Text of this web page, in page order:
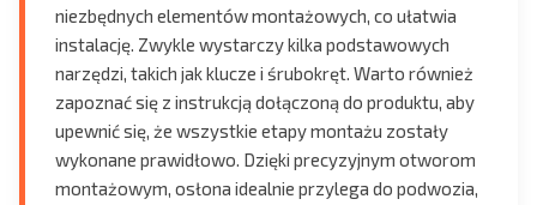
niezbędnych elementów montażowych, co ułatwia
instalację. Zwykle wystarczy kilka podstawowych
narzędzi, takich jak klucze i śrubokręt. Warto również
zapoznać się z instrukcją dołączoną do produktu, aby
upewnić się, że wszystkie etapy montażu zostały
wykonane prawidłowo. Dzięki precyzyjnym otworom
montażowym, osłona idealnie przylega do podwozia,